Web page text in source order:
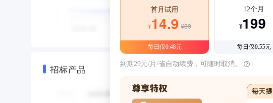
招标产品
首月试用
¥14.9 ¥39
每日仅0.48元
12个月
¥199
每日仅0.55元
到期29元/月/省自动续费，可随时取消。